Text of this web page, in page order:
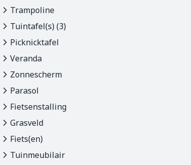
Trampoline
Tuintafel(s) (3)
Picknicktafel
Veranda
Zonnescherm
Parasol
Fietsenstalling
Grasveld
Fiets(en)
Tuinmeubilair